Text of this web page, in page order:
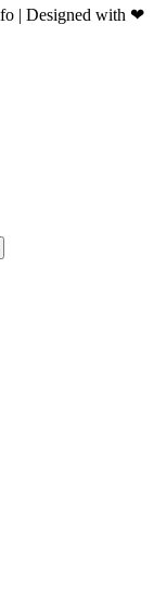
| Designed with ❤